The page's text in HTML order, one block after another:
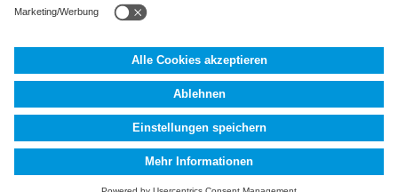
NIVUS GmbH,Im Täle 2,D-75031 Eppingen, Deutschland
Datenschutzerklärung